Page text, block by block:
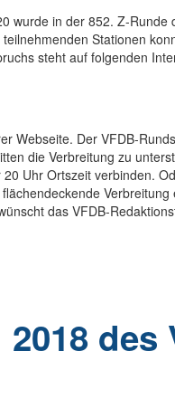
wurde in der 852. Z-Runde
Stationen
steht auf folgenden
Webseite. Der VFDB-
die Verbreitung zu
Uhr Ortszeit verbinden.
das VFDB-
des